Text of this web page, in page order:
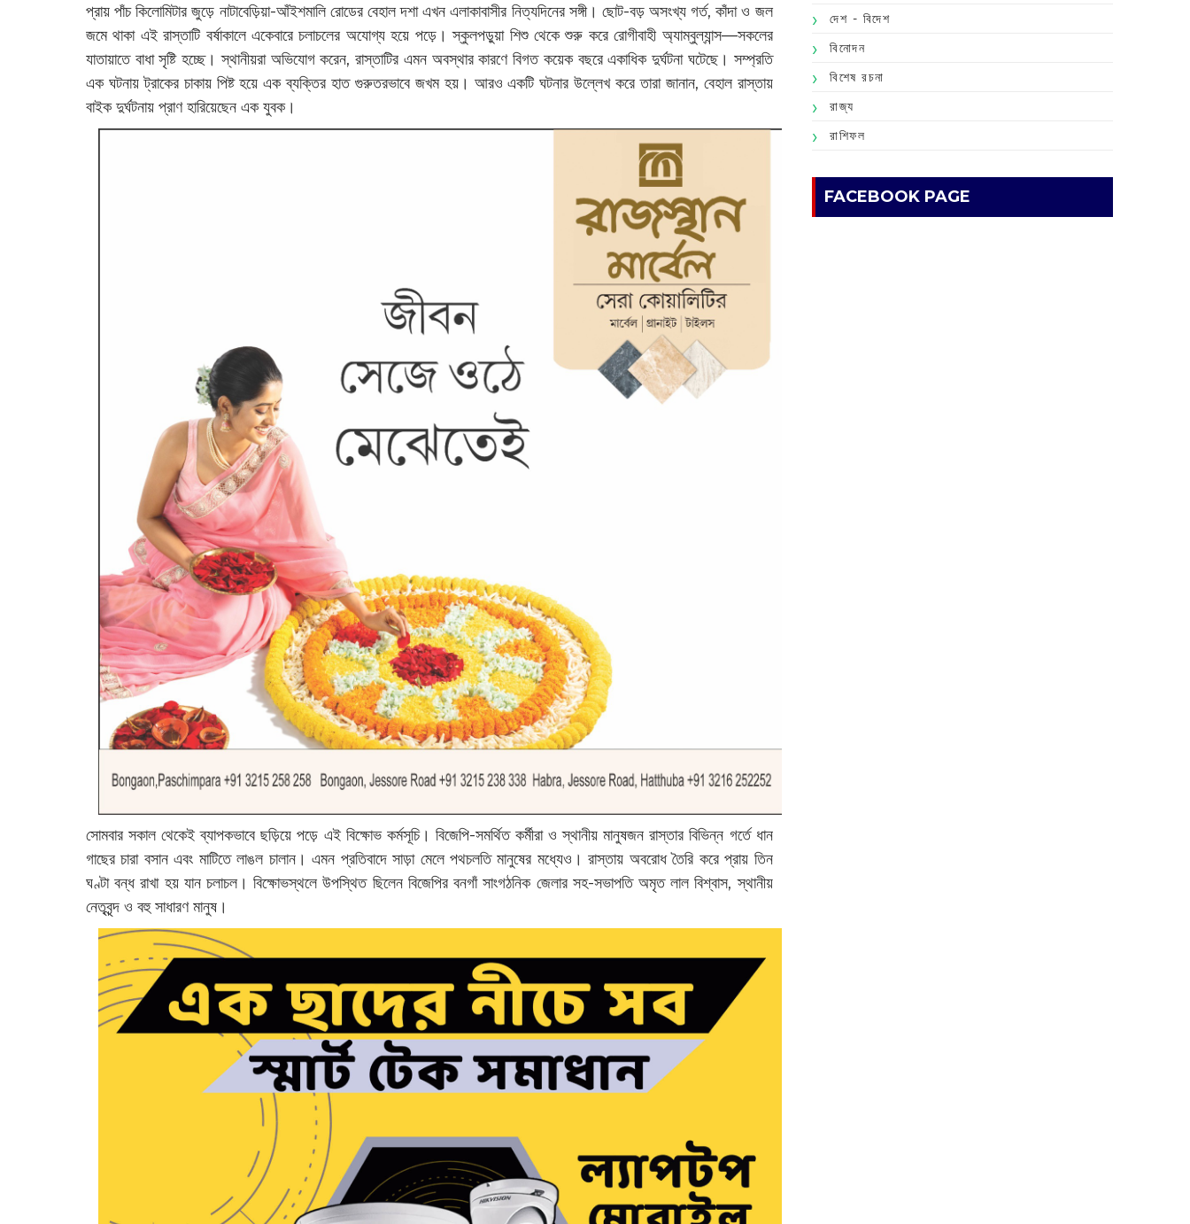
প্রায় পাঁচ কিলোমিটার জুড়ে নাটাবেড়িয়া-আঁইশমালি রোডের বেহাল দশা এখন এলাকাবাসীর নিত্যদিনের সঙ্গী। ছোট-বড় অসংখ্য গর্ত, কাঁদা ও জল
জমে থাকা এই রাস্তাটি বর্ষাকালে একেবারে চলাচলের অযোগ্য হয়ে পড়ে। স্কুলপড়ুয়া শিশু থেকে শুরু করে রোগীবাহী অ্যাম্বুল্যান্স—সকলের
যাতায়াতে বাধা সৃষ্টি হচ্ছে। স্থানীয়রা অভিযোগ করেন, রাস্তাটির এমন অবস্থার কারণে বিগত কয়েক বছরে একাধিক দুর্ঘটনা ঘটেছে। সম্প্রতি
এক ঘটনায় ট্রাকের চাকায় পিষ্ট হয়ে এক ব্যক্তির হাত গুরুতরভাবে জখম হয়। আরও একটি ঘটনার উল্লেখ করে তারা জানান, বেহাল রাস্তায়
বাইক দুর্ঘটনায় প্রাণ হারিয়েছেন এক যুবক।
সোমবার সকাল থেকেই ব্যাপকভাবে ছড়িয়ে পড়ে এই বিক্ষোভ কর্মসূচি। বিজেপি-সমর্থিত কর্মীরা ও স্থানীয় মানুষজন রাস্তার বিভিন্ন গর্তে ধান
গাছের চারা বসান এবং মাটিতে লাঙল চালান। এমন প্রতিবাদে সাড়া মেলে পথচলতি মানুষের মধ্যেও। রাস্তায় অবরোধ তৈরি করে প্রায় তিন
ঘণ্টা বন্ধ রাখা হয় যান চলাচল। বিক্ষোভস্থলে উপস্থিত ছিলেন বিজেপির বনগাঁ সাংগঠনিক জেলার সহ-সভাপতি অমৃত লাল বিশ্বাস, স্থানীয়
নেতৃবৃন্দ ও বহু সাধারণ মানুষ।
দেশ - বিদেশ
বিনোদন
বিশেষ রচনা
রাজ্য
রাশিফল
FACEBOOK PAGE